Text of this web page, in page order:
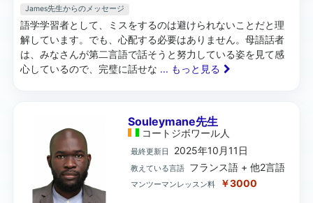
James先生からのメッセージ
語学学習者として、ミスをするのは避けられないことだと理
解しています。でも、心配する必要はありません。母語話者
は、みなさんが第二言語で話そうと努力している姿を見て感
心しているので、完璧に話せな ... もっと見る
Souleymane先生
コートジボワール人
最終更新日 2025年10月11日
教えている言語 フランス語 + 他2言語
マンツーマンレッスン料 ￥3000